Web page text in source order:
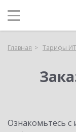
Главная Тарифы
Ознакомьтесь